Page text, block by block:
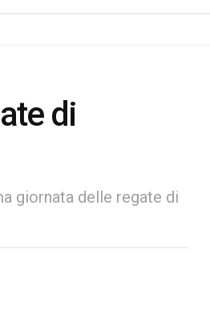
di
giornata delle regate di